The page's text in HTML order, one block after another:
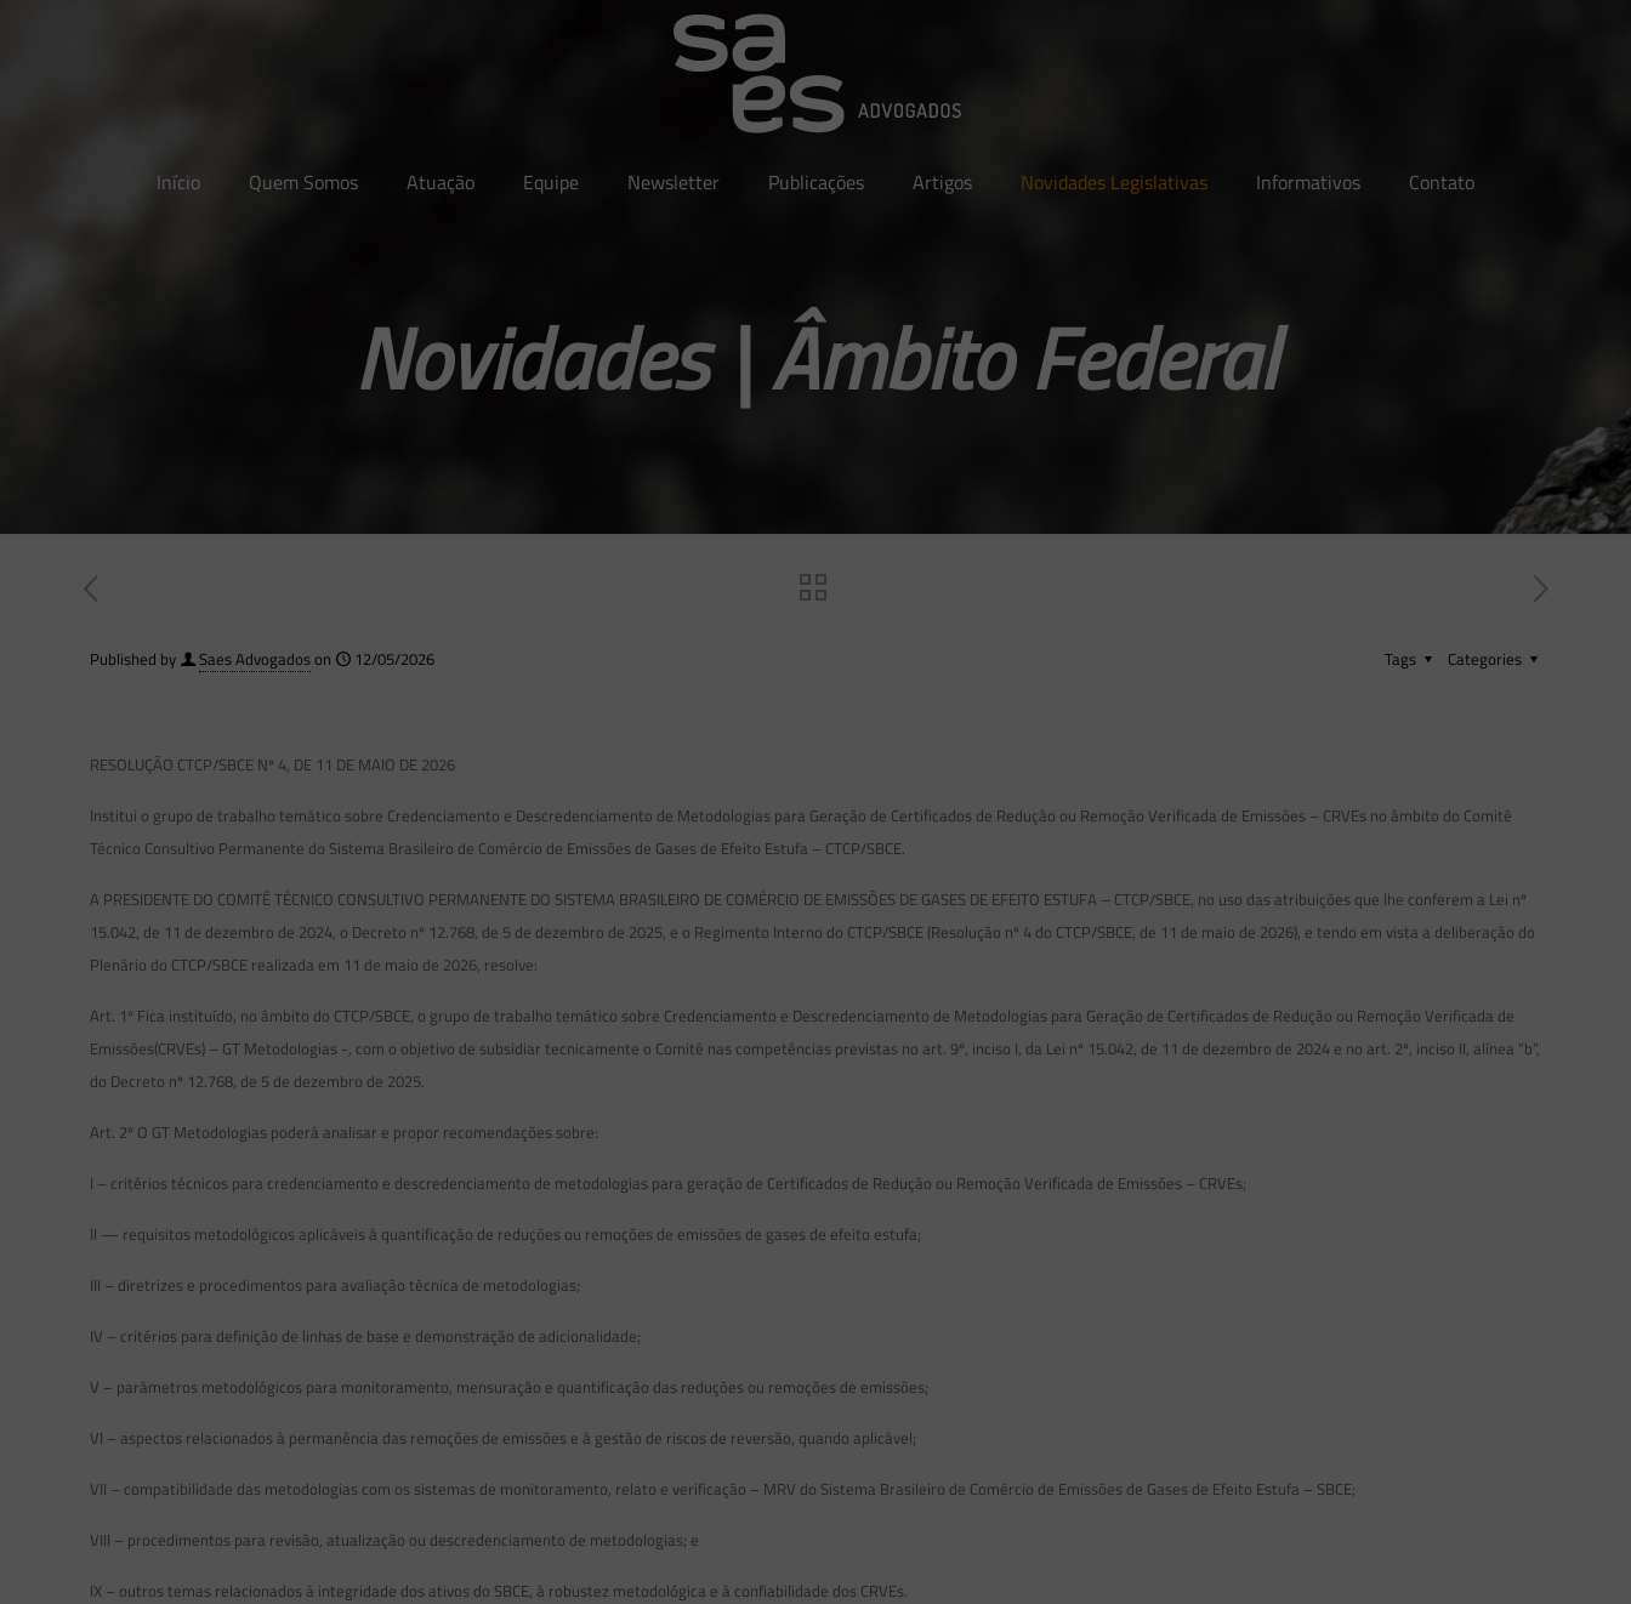
Início Quem Somos Atuação Equipe Newsletter Publicações Artigos Novidades Legislativas Informativos Contato
Novidades | Âmbito Federal
Published by Saes Advogadoson 12/05/2026 Categories
Tags
RESOLUÇÃO CTCP/SBCE Nº 4, DE 11 DE MAIO DE 2026
Institui o grupo de trabalho temático sobre Credenciamento e Descredenciamento de Metodologias para Geração de Certificados de Redução ou Remoção Verificada de Emissões – CRVEs no âmbito do Comitê
Técnico Consultivo Permanente do Sistema Brasileiro de Comércio de Emissões de Gases de Efeito Estufa – CTCP/SBCE.
A PRESIDENTE DO COMITÊ TÉCNICO CONSULTIVO PERMANENTE DO SISTEMA BRASILEIRO DE COMÉRCIO DE EMISSÕES DE GASES DE EFEITO ESTUFA – CTCP/SBCE, no uso das atribuições que lhe conferem a Lei nº
15.042, de 11 de dezembro de 2024, o Decreto nº 12.768, de 5 de dezembro de 2025, e o Regimento Interno do CTCP/SBCE (Resolução nº 4 do CTCP/SBCE, de 11 de maio de 2026), e tendo em vista a deliberação do
Plenário do CTCP/SBCE realizada em 11 de maio de 2026, resolve:
Art. 1º Fica instituído, no âmbito do CTCP/SBCE, o grupo de trabalho temático sobre Credenciamento e Descredenciamento de Metodologias para Geração de Certificados de Redução ou Remoção Verificada de
Emissões(CRVEs) – GT Metodologias -, com o objetivo de subsidiar tecnicamente o Comitê nas competências previstas no art. 9º, inciso I, da Lei nº 15.042, de 11 de dezembro de 2024 e no art. 2º, inciso II, alínea “b”,
do Decreto nº 12.768, de 5 de dezembro de 2025.
Art. 2º O GT Metodologias poderá analisar e propor recomendações sobre:
I – critérios técnicos para credenciamento e descredenciamento de metodologias para geração de Certificados de Redução ou Remoção Verificada de Emissões – CRVEs;
II — requisitos metodológicos aplicáveis à quantificação de reduções ou remoções de emissões de gases de efeito estufa;
III – diretrizes e procedimentos para avaliação técnica de metodologias;
IV – critérios para definição de linhas de base e demonstração de adicionalidade;
V – parâmetros metodológicos para monitoramento, mensuração e quantificação das reduções ou remoções de emissões;
VI – aspectos relacionados à permanência das remoções de emissões e à gestão de riscos de reversão, quando aplicável;
VII – compatibilidade das metodologias com os sistemas de monitoramento, relato e verificação – MRV do Sistema Brasileiro de Comércio de Emissões de Gases de Efeito Estufa – SBCE;
VIII – procedimentos para revisão, atualização ou descredenciamento de metodologias; e
IX – outros temas relacionados à integridade dos ativos do SBCE, à robustez metodológica e à confiabilidade dos CRVEs.